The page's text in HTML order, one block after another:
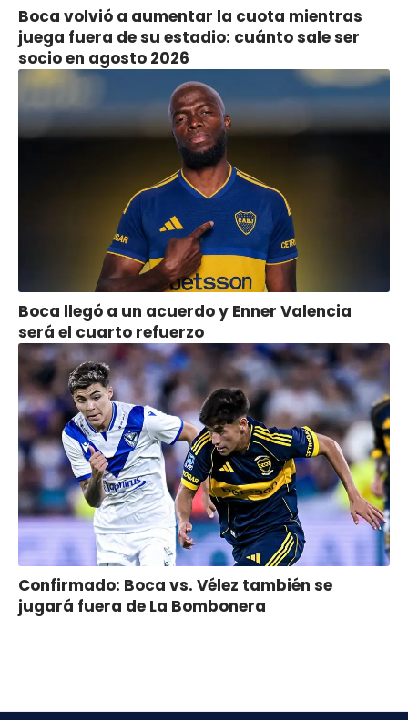
Boca volvió a aumentar la cuota mientras
juega fuera de su estadio: cuánto sale ser
socio en agosto 2026
Boca llegó a un acuerdo y Enner Valencia
será el cuarto refuerzo
Confirmado: Boca vs. Vélez también se
jugará fuera de La Bombonera